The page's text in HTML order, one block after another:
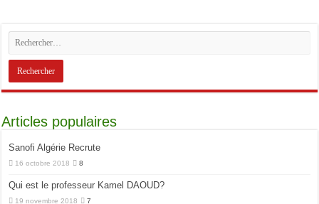
Articles populaires
Sanofi Algérie Recrute
16 octobre 2018 8
Qui est le professeur Kamel DAOUD?
19 novembre 2018 7